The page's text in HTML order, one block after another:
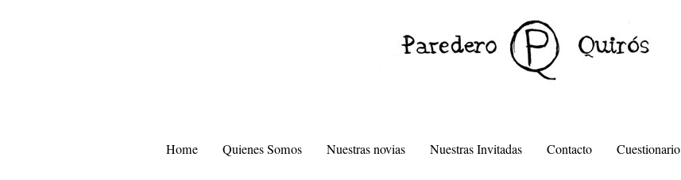
Home Quienes Somos Nuestras novias Nuestras Invitadas Contacto Cuestionario